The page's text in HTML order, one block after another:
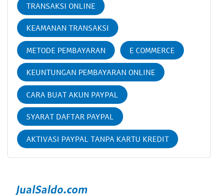
TRANSAKSI ONLINE
KEAMANAN TRANSAKSI
METODE PEMBAYARAN E COMMERCE
KEUNTUNGAN PEMBAYARAN ONLINE
CARA BUAT AKUN PAYPAL
SYARAT DAFTAR PAYPAL
AKTIVASI PAYPAL TANPA KARTU KREDIT